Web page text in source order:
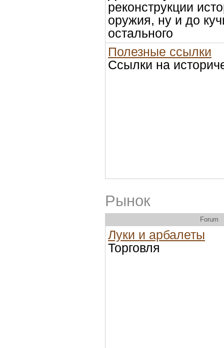
реконструкции
оружия, ну и до
остального
Полезные ссылки
Ссылки на
Рынок
Forum
Луки и арбалеты
Торговля